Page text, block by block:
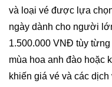
và loại vé được lựa
ngày dành cho người
1.500.000 VNĐ tùy
mùa hoa anh đào hoặc
khiến giá vé và các